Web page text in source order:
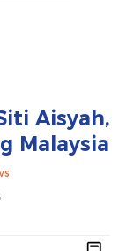
Aisyah,
Malaysia